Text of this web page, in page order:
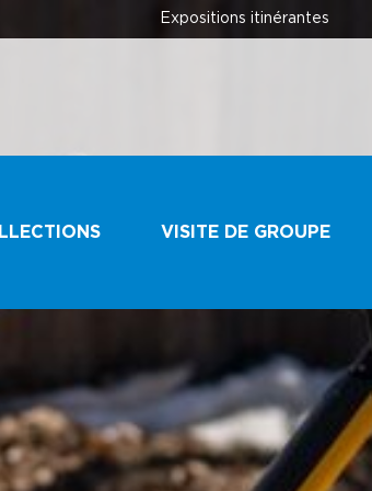
Expositions itinérantes
UN
VISITE DE GROUPE
SCOLAIRES ET
JEUNESSE
GROUPES
TOURISTIQUES